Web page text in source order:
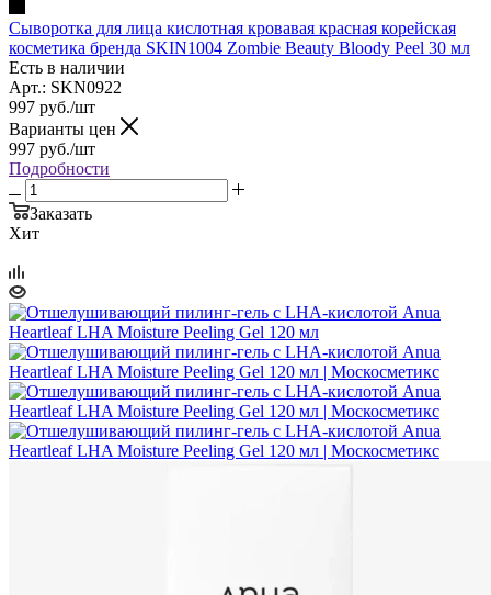
Сыворотка для лица кислотная кровавая красная корейская
косметика бренда SKIN1004 Zombie Beauty Bloody Peel 30 мл
Есть в наличии
Арт.: SKN0922
997 руб./шт
Варианты цен
997 руб./шт
Подробности
Заказать
Хит